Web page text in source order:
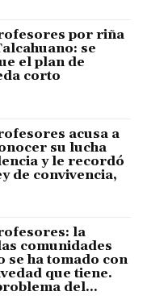
por riña
se
el plan de
corto
acusa a
su lucha
y le recordó
de convivencia,
la
comunidades
se ha tomado con
que tiene.
del...